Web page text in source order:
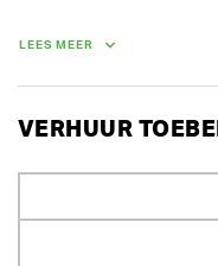
LEES MEER
VERHUUR